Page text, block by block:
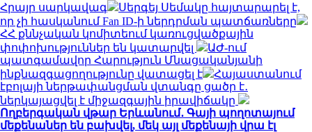
Հրայր սարկավագ
Սերգեյ Սեմակը հայտարարել է,
որ չի հասկանում Fan ID-ի ներդրման պատճառները
ՀՀ քննչական կոմիտեում կառուցվածքային
փոփոխություններ են կատարվել
ԱԺ-ում
պատգամավոր Հարություն Մնացականյանի
ինքնազգացողությունը վատացել է
Հայաստանում
էբոլայի ներթափանցման վտանգը ցածր է․
ներկայացվել է միջազգային իրավիճակը
Ողբերգական վթար Երևանում․ Գայի պողոտայում
մեքենաներ են բախվել, մեկ այլ մեքենայի վրա էլ